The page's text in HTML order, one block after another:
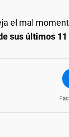
el mal
sus últimos